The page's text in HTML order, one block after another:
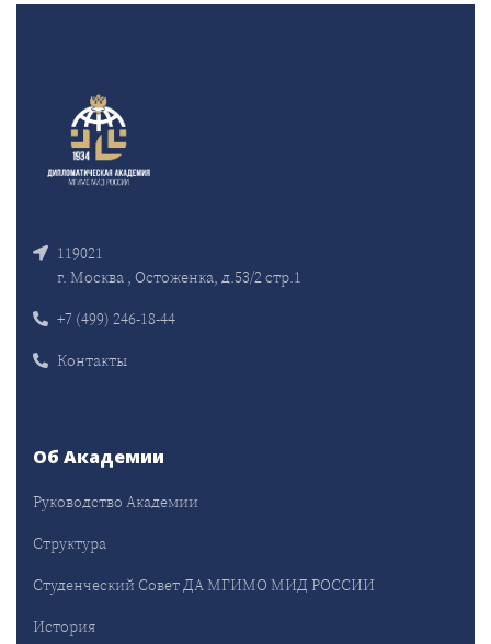
119021
г. Москва , Остоженка, д.53/2 стр.1
+7 (499) 246-18-44
Контакты
Об Академии
Руководство Академии
Структура
Студенческий Совет ДА МГИМО МИД РОССИИ
История